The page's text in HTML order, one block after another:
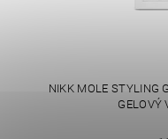
NIKK MOLE STYLING
GELOVÝ